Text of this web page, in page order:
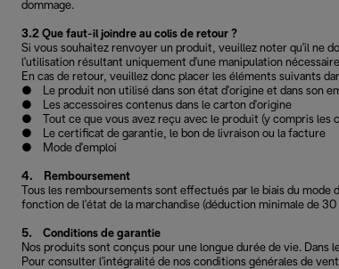
dommage.
3.2 Que faut-il joindre au colis de retour ?
Si vous souhaitez renvoyer un produit, veuillez noter qu'il ne
l'utilisation résultant uniquement d'une manipulation
En cas de retour, veuillez donc placer les éléments suivants
● Le produit non utilisé dans son état d'origine et dans son
● Les accessoires contenus dans le carton d'origine
● Tout ce que vous avez reçu avec le produit (y compris les
● Le certificat de garantie, le bon de livraison ou la facture
● Mode d'emploi
4. Remboursement
Tous les remboursements sont effectués par le biais du
fonction de l'état de la marchandise (déduction minimale de
5. Conditions de garantie
Nos produits sont conçus pour une longue durée de vie.
Pour consulter l'intégralité de nos conditions générales de